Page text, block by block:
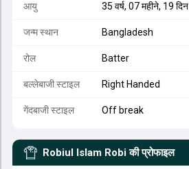
आयु 35 वर्ष, 07 महीने, 19 दिन
जन्म स्थान Bangladesh
रोल Batter
बल्लेबाजी स्टाइल Right Handed
गेंदबाजी स्टाइल Off break
Robiul Islam Robi की प्रोफाइल